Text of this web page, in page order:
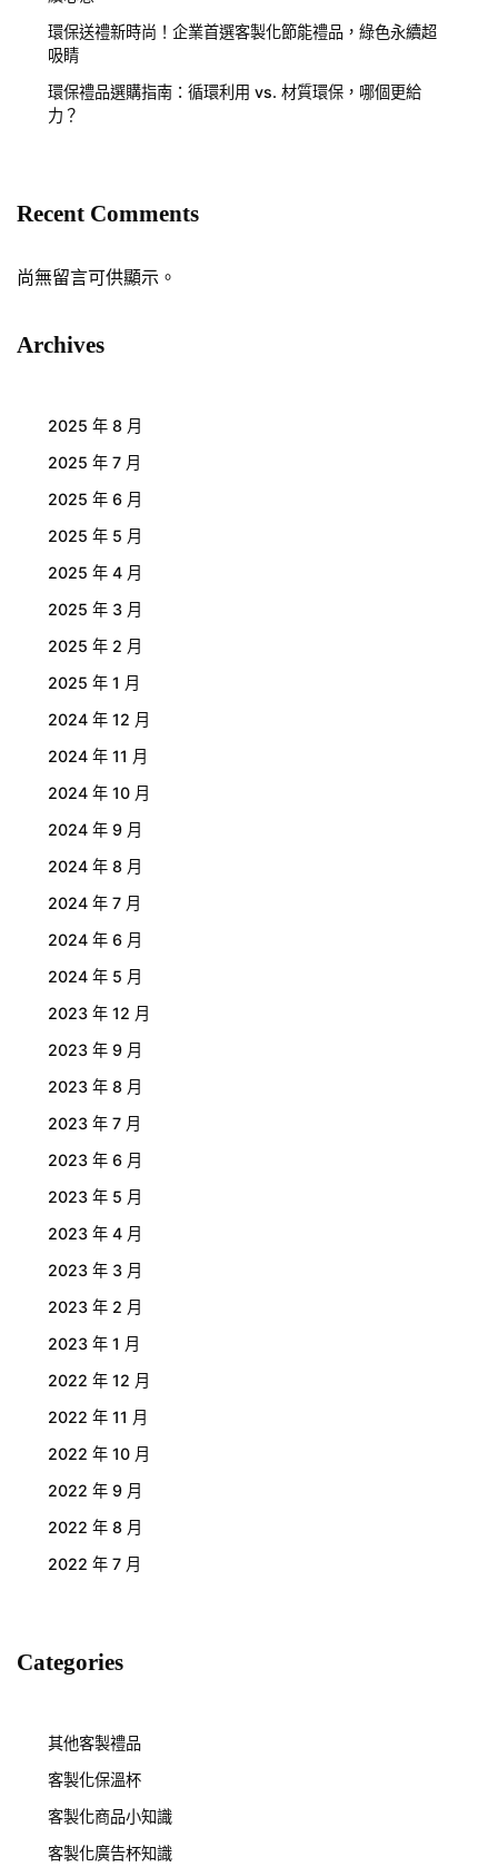
環保送禮新時尚！企業首選客製化節能禮品，綠色永續超
吸睛
環保禮品選購指南：循環利用 vs. 材質環保，哪個更給
力？
Recent Comments
尚無留言可供顯示。
Archives
2025 年 8 月
2025 年 7 月
2025 年 6 月
2025 年 5 月
2025 年 4 月
2025 年 3 月
2025 年 2 月
2025 年 1 月
2024 年 12 月
2024 年 11 月
2024 年 10 月
2024 年 9 月
2024 年 8 月
2024 年 7 月
2024 年 6 月
2024 年 5 月
2023 年 12 月
2023 年 9 月
2023 年 8 月
2023 年 7 月
2023 年 6 月
2023 年 5 月
2023 年 4 月
2023 年 3 月
2023 年 2 月
2023 年 1 月
2022 年 12 月
2022 年 11 月
2022 年 10 月
2022 年 9 月
2022 年 8 月
2022 年 7 月
Categories
其他客製禮品
客製化保溫杯
客製化商品小知識
客製化廣告杯知識